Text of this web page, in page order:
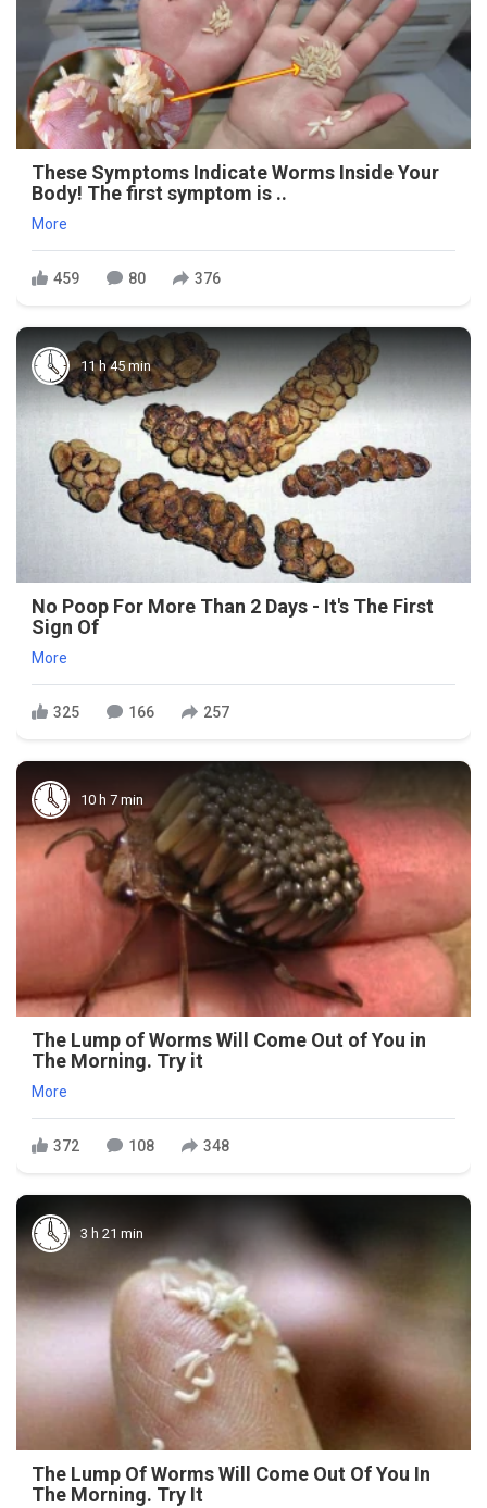
These Symptoms Indicate Worms Inside Your
Body! The first symptom is ..
More
459 80 376
11 h 45 min
No Poop For More Than 2 Days - It's The First
Sign Of
More
325 166 257
10 h 7 min
The Lump of Worms Will Come Out of You in
The Morning. Try it
More
372 108 348
3 h 21 min
The Lump Of Worms Will Come Out Of You In
The Morning. Try It